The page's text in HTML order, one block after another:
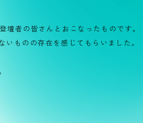
者の皆さんとおこなったものです。
ものの存在を感じてもらいました。